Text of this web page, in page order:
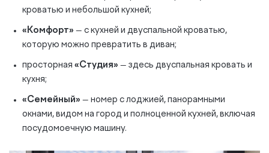
кроватью и небольшой кухней;
«Комфорт» — с кухней и двуспальной кроватью,
которую можно превратить в диван;
просторная «Студия» — здесь двуспальная кровать и
кухня;
«Семейный» — номер с лоджией, панорамными
окнами, видом на город и полноценной кухней, включая
посудомоечную машину.